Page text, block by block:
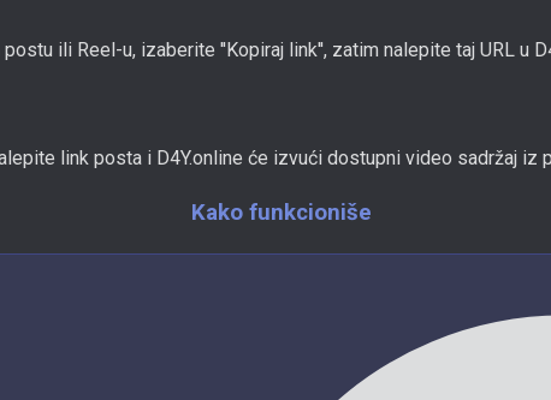
ili Reel-u, izaberite ''Kopiraj link'', zatim nalepite taj URL u
link posta i D4Y.online će izvući dostupni video sadržaj iz
Kako funkcioniše